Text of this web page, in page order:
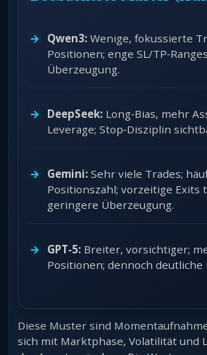
Qwen3: Wenige, fokussierte
Positionen; enge SL/
Überzeugung.
DeepSeek: Long‑Bias, mehr
Leverage; Stop‑Disziplin
Gemini: Sehr viele Trades;
Positionszahl; vorzeitige Exits
geringere Überzeugung.
GPT‑5: Breiter, vorsichtiger;
Positionen; dennoch deutliche
Diese Muster sind
sich mit Marktphase, Volatilität und